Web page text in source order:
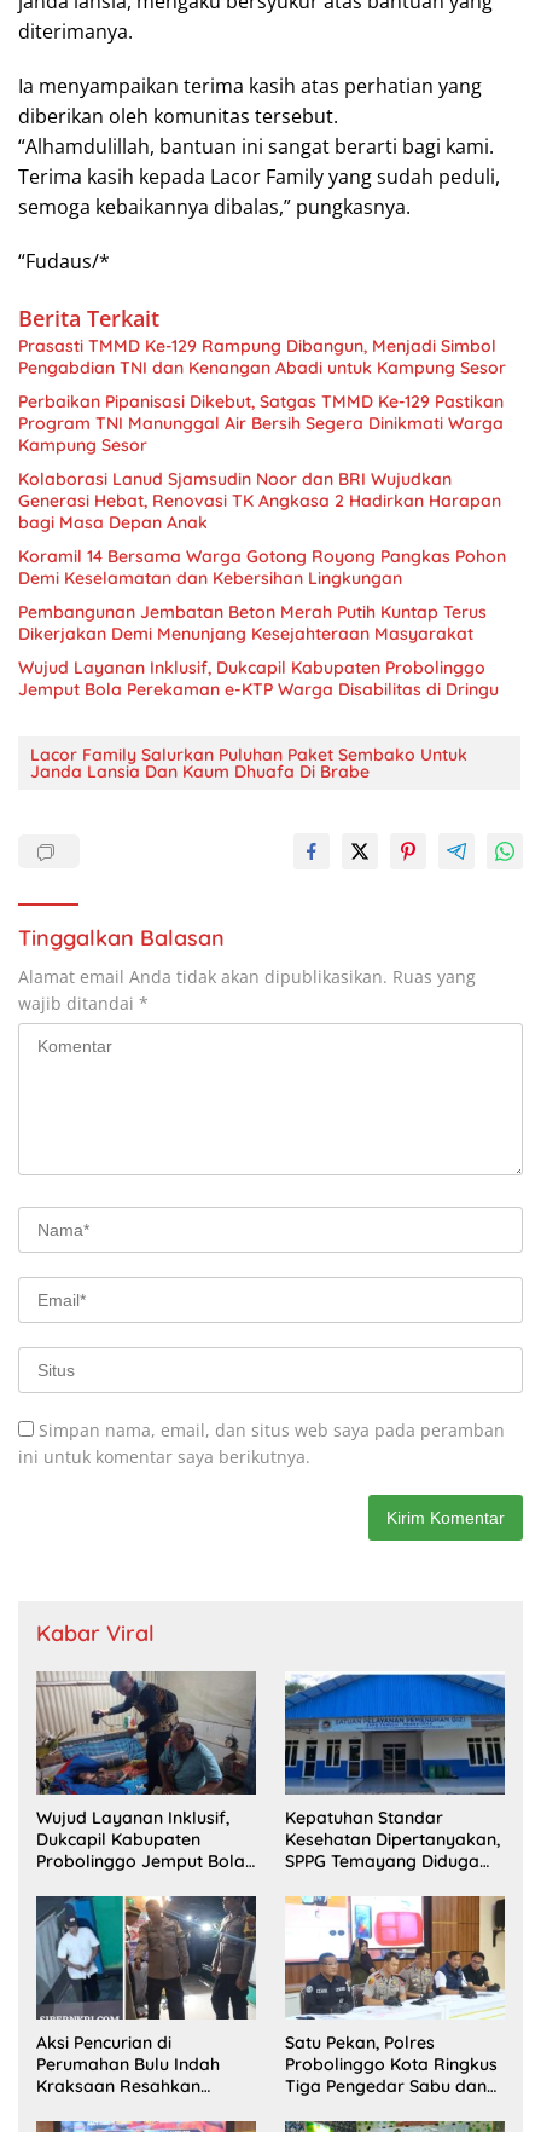
diterimanya.
Ia menyampaikan terima kasih atas perhatian yang
diberikan oleh komunitas tersebut.
“Alhamdulillah, bantuan ini sangat berarti bagi kami.
Terima kasih kepada Lacor Family yang sudah peduli,
semoga kebaikannya dibalas,” pungkasnya.
“Fudaus/*
Berita Terkait
Prasasti TMMD Ke-129 Rampung Dibangun, Menjadi Simbol
Pengabdian TNI dan Kenangan Abadi untuk Kampung Sesor
Perbaikan Pipanisasi Dikebut, Satgas TMMD Ke-129 Pastikan
Program TNI Manunggal Air Bersih Segera Dinikmati Warga
Kampung Sesor
Kolaborasi Lanud Sjamsudin Noor dan BRI Wujudkan
Generasi Hebat, Renovasi TK Angkasa 2 Hadirkan Harapan
bagi Masa Depan Anak
Koramil 14 Bersama Warga Gotong Royong Pangkas Pohon
Demi Keselamatan dan Kebersihan Lingkungan
Pembangunan Jembatan Beton Merah Putih Kuntap Terus
Dikerjakan Demi Menunjang Kesejahteraan Masyarakat
Wujud Layanan Inklusif, Dukcapil Kabupaten Probolinggo
Jemput Bola Perekaman e-KTP Warga Disabilitas di Dringu
Lacor Family Salurkan Puluhan Paket Sembako Untuk
Janda Lansia Dan Kaum Dhuafa Di Brabe
Tinggalkan Balasan
Alamat email Anda tidak akan dipublikasikan. Ruas yang
wajib ditandai *
Simpan nama, email, dan situs web saya pada peramban
ini untuk komentar saya berikutnya.
Kabar Viral
Wujud Layanan Inklusif,
Dukcapil Kabupaten
Probolinggo Jemput Bola
Disabilitas di Dringu
Kepatuhan Standar
Kesehatan Dipertanyakan,
SPPG Temayang Diduga
Aksi Pencurian di
Perumahan Bulu Indah
Kraksaan Resahkan
Satu Pekan, Polres
Probolinggo Kota Ringkus
Tiga Pengedar Sabu dan